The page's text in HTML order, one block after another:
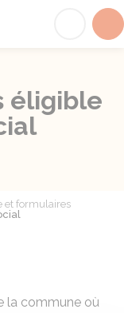
éligible
et formulaires
la commune où